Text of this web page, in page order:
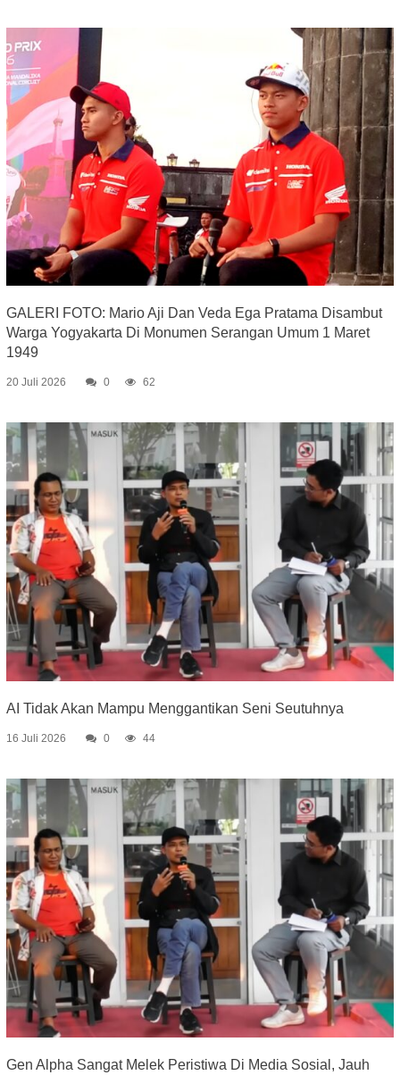
GALERI FOTO: Mario Aji Dan Veda Ega Pratama Disambut
Warga Yogyakarta Di Monumen Serangan Umum 1 Maret
1949
20 Juli 2026 0 62
AI Tidak Akan Mampu Menggantikan Seni Seutuhnya
16 Juli 2026 0 44
Gen Alpha Sangat Melek Peristiwa Di Media Sosial, Jauh